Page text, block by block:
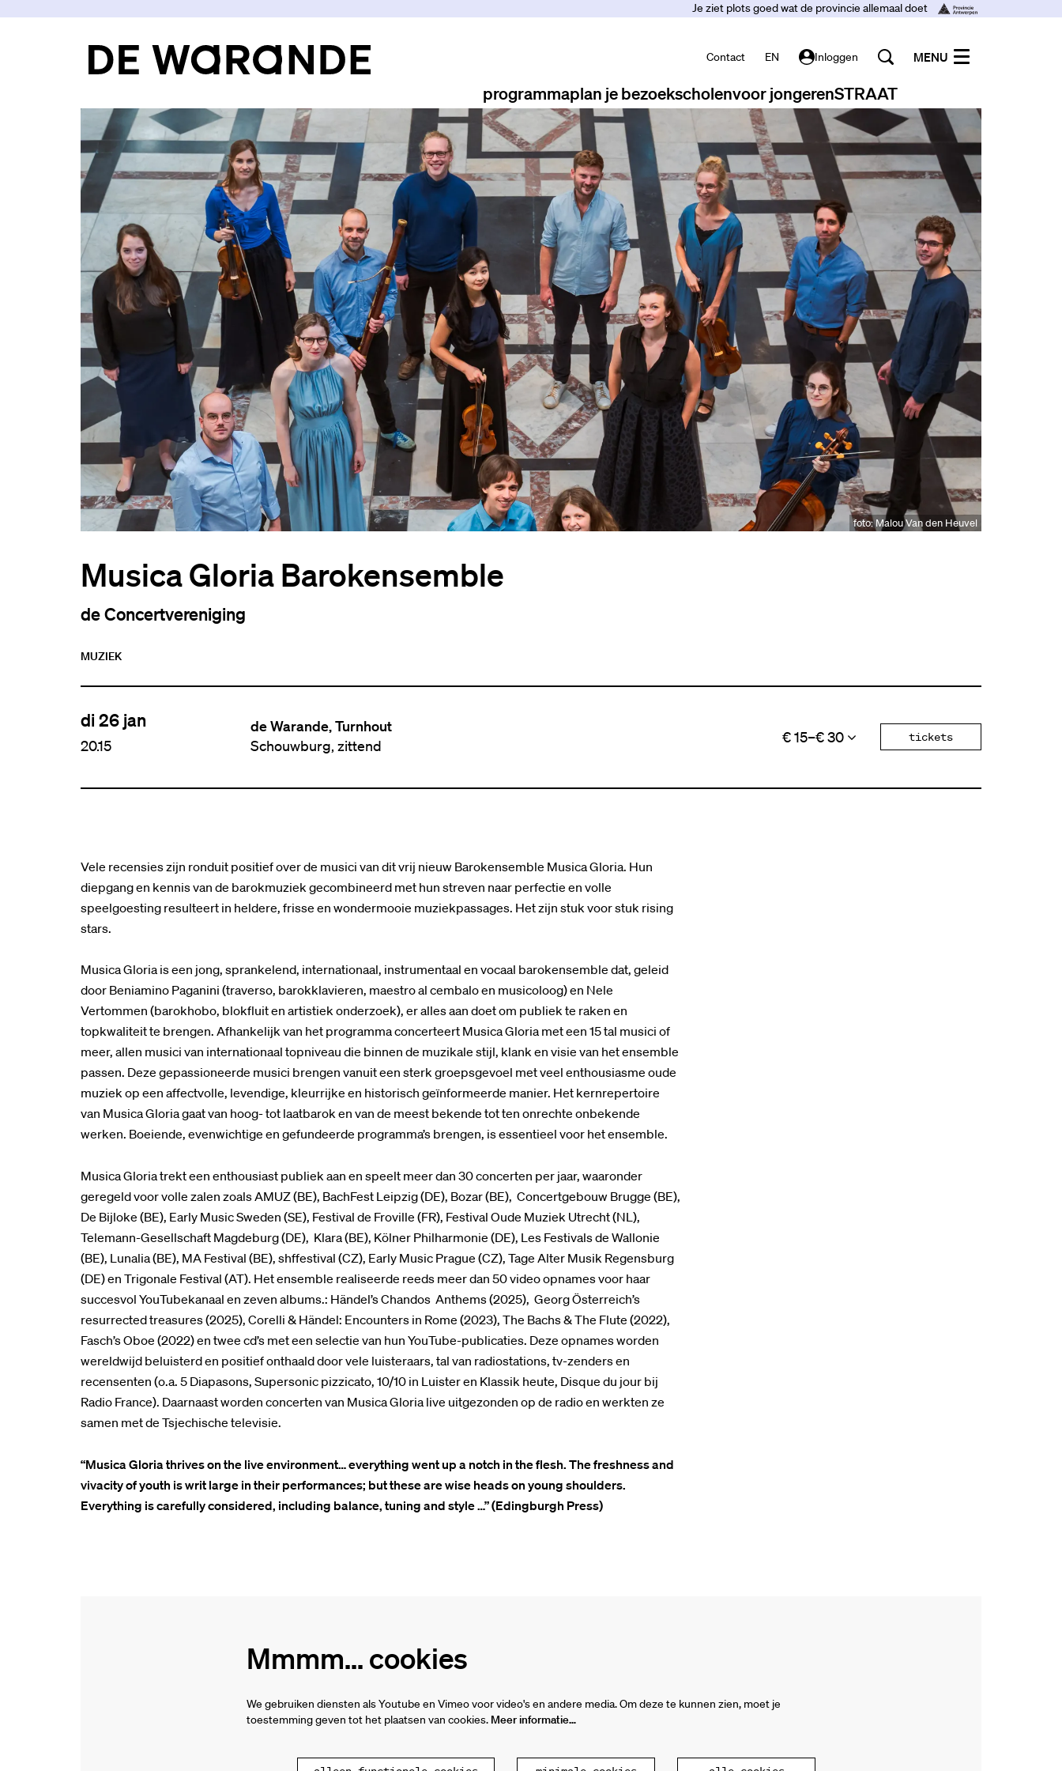
Je ziet plots goed wat de provincie allemaal doet
Contact EN Inloggen
programmaplan je bezoekscholenvoor jongerenSTRAAT
MENU
foto: Malou Van den Heuvel
Musica Gloria Barokensemble
de Concertvereniging
MUZIEK
di 26 jan
20.15
de Warande, Turnhout
Schouwburg, zittend
€ 15–€ 30 tickets
Vele recensies zijn ronduit positief over de musici van dit vrij nieuw Barokensemble Musica Gloria. Hun
diepgang en kennis van de barokmuziek gecombineerd met hun streven naar perfectie en volle
speelgoesting resulteert in heldere, frisse en wondermooie muziekpassages. Het zijn stuk voor stuk rising
stars.
Musica Gloria is een jong, sprankelend, internationaal, instrumentaal en vocaal barokensemble dat, geleid
door Beniamino Paganini (traverso, barokklavieren, maestro al cembalo en musicoloog) en Nele
Vertommen (barokhobo, blokfluit en artistiek onderzoek), er alles aan doet om publiek te raken en
topkwaliteit te brengen. Afhankelijk van het programma concerteert Musica Gloria met een 15 tal musici of
meer, allen musici van internationaal topniveau die binnen de muzikale stijl, klank en visie van het ensemble
passen. Deze gepassioneerde musici brengen vanuit een sterk groepsgevoel met veel enthousiasme oude
muziek op een affectvolle, levendige, kleurrijke en historisch geïnformeerde manier. Het kernrepertoire
van Musica Gloria gaat van hoog- tot laatbarok en van de meest bekende tot ten onrechte onbekende
werken. Boeiende, evenwichtige en gefundeerde programma’s brengen, is essentieel voor het ensemble.
Musica Gloria trekt een enthousiast publiek aan en speelt meer dan 30 concerten per jaar, waaronder
geregeld voor volle zalen zoals AMUZ (BE), BachFest Leipzig (DE), Bozar (BE), Concertgebouw Brugge (BE),
De Bijloke (BE), Early Music Sweden (SE), Festival de Froville (FR), Festival Oude Muziek Utrecht (NL),
Telemann-Gesellschaft Magdeburg (DE), Klara (BE), Kölner Philharmonie (DE), Les Festivals de Wallonie
(BE), Lunalia (BE), MA Festival (BE), shffestival (CZ), Early Music Prague (CZ), Tage Alter Musik Regensburg
(DE) en Trigonale Festival (AT). Het ensemble realiseerde reeds meer dan 50 video opnames voor haar
succesvol YouTubekanaal en zeven albums.: Händel’s Chandos Anthems (2025), Georg Österreich’s
resurrected treasures (2025), Corelli & Händel: Encounters in Rome (2023), The Bachs & The Flute (2022),
Fasch’s Oboe (2022) en twee cd’s met een selectie van hun YouTube-publicaties. Deze opnames worden
wereldwijd beluisterd en positief onthaald door vele luisteraars, tal van radiostations, tv-zenders en
recensenten (o.a. 5 Diapasons, Supersonic pizzicato, 10/10 in Luister en Klassik heute, Disque du jour bij
Radio France). Daarnaast worden concerten van Musica Gloria live uitgezonden op de radio en werkten ze
samen met de Tsjechische televisie.
“Musica Gloria thrives on the live environment… everything went up a notch in the flesh. The freshness and
vivacity of youth is writ large in their performances; but these are wise heads on young shoulders.
Everything is carefully considered, including balance, tuning and style …” (Edingburgh Press)
Mmmm... cookies
We gebruiken diensten als Youtube en Vimeo voor video's en andere media. Om deze te kunnen zien, moet je
toestemming geven tot het plaatsen van cookies. Meer informatie…